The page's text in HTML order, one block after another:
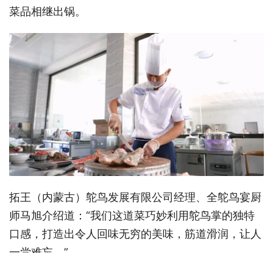
菜品相继出锅。
拓王（内蒙古）鸵鸟发展有限公司经理、全鸵鸟宴厨
师马旭介绍道：“我们这道菜巧妙利用鸵鸟掌的独特
口感，打造出令人回味无穷的美味，筋道滑润，让人